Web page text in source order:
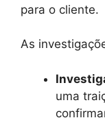
para o cliente.
As
uma